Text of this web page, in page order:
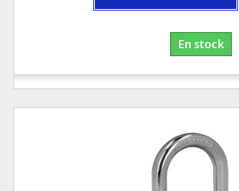
En stock